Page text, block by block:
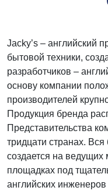
Jacky’s – английский
бытовой техники,
разработчиков –
основу компании
производителей
Продукция бренда
Представительства
тридцати странах. Вся
создается на
площадках под
английских